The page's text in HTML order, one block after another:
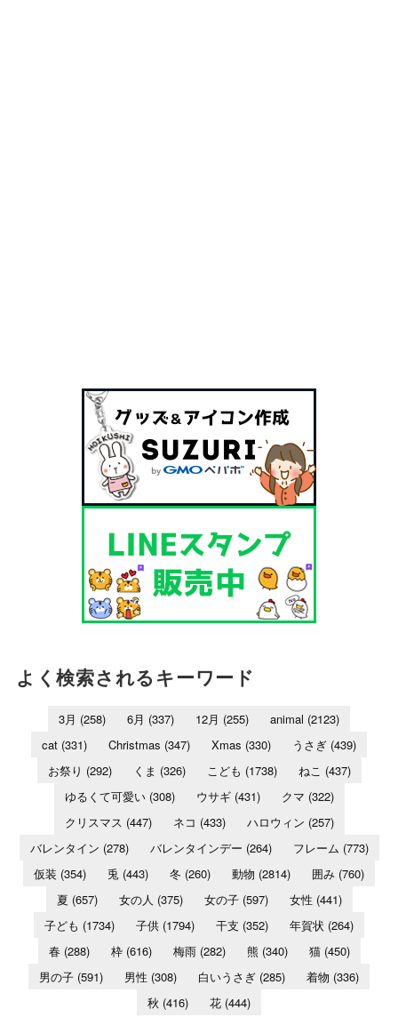
よく検索されるキーワード
3月 (258) 6月 (337) 12月 (255) animal (2123)
cat (331) Christmas (347) Xmas (330) うさぎ (439)
お祭り (292) くま (326) こども (1738) ねこ (437)
ゆるくて可愛い(308) ウサギ(431) クマ (322)
クリスマス (447) ネコ (433) ハロウィン (257)
バレンタイン (278) バレンタインデー (264) フレーム (773)
仮装 (354) 兎 (443) 冬 (260) 動物 (2814) 囲み (760)
夏 (657) 女の人 (375) 女の子(597) 女性 (441)
子ども (1734) 子供 (1794) 干支 (352) 年賀状 (264)
春(288) 枠(616) 梅雨(282) 熊 (340) 猫(450)
男の子 (591) 男性 (308) 白いうさぎ (285) 着物 (336)
秋 (416) 花 (444)